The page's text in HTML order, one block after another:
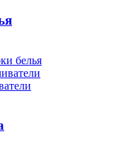
белья